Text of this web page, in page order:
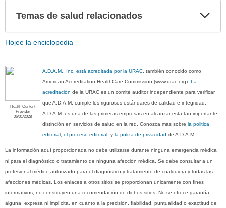
Temas de salud relacionados
Hojee la enciclopedia
Health Content
Provider
06/01/2028
A.D.A.M., Inc. está acreditada por la URAC, también conocido como
American Accreditation HealthCare Commission (www.urac.org).La
acreditación de la URAC es un comité auditor independiente para verificar
que A.D.A.M. cumple los rigurosos estándares de calidad e integridad.
A.D.A.M. es una de las primeras empresas en alcanzar esta tan importante
distinción en servicios de salud en la red. Conozca más sobrela politica
editorial, el proceso editorial, yla poliza de privacidad de A.D.A.M.
La información aquí proporcionada no debe utilizarse durante ninguna emergencia médica
ni para el diagnóstico o tratamiento de ninguna afección médica. Se debe consultar a un
profesional médico autorizado para el diagnóstico y tratamiento de cualquiera y todas las
afecciones médicas. Los enlaces a otros sitios se proporcionan únicamente con fines
informativos; no constituyen una recomendación de dichos sitios. No se ofrece garantía
alguna, expresa ni implícita, en cuanto a la precisión, fiabilidad, puntualidad o exactitud de